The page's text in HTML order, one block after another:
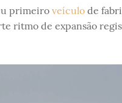
primeiro veículode
ritmo de expansão